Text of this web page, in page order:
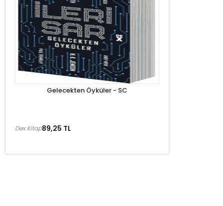
Gelecekten Öyküler - SC
89,25 TL
Dex Kitap